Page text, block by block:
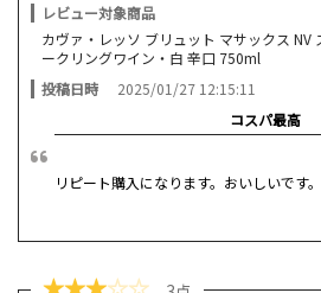
レビュー対象商品
カヴァ・レッソ ブリュット マサックス NV
ークリングワイン・白 辛口 750ml
投稿日時
2025/01/27 12:15:11
コスパ最高
リピート購入になります。おいしいです。